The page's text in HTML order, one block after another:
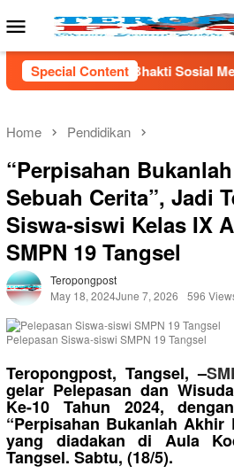
to
Mobile
Menu
Special Content
Sosial Menjelang HUT Rl Ke- 81 Di
Home Pendidikan
“Perpisahan
Sebuah Cerita”, Jadi
Siswa-siswi Kelas IX
SMPN 19 Tangsel
Teropongpost
May 18, 2024June 7, 2026 596
Pelepasan Siswa-siswi SMPN 19 Tangsel
Teropongpost, Tangsel, –
gelar Pelepasan dan
Ke-10 Tahun 2024,
“Perpisahan Bukanlah Akhir
yang diadakan di Aula
Tangsel. Sabtu, (18/5).